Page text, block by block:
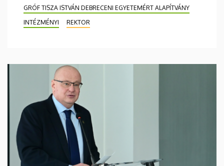
GRÓF TISZA ISTVÁN DEBRECENI EGYETEMÉRT ALAPÍTVÁNY
INTÉZMÉNYI
REKTOR